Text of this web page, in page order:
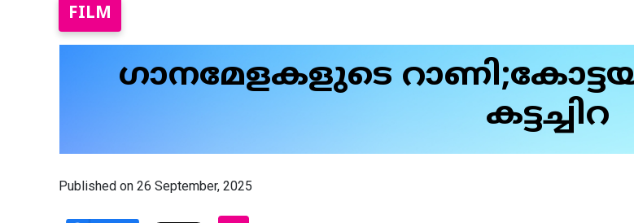
FILM
ഗാനമേളകളുടെ
കട്ടച്ചിറ
Published on 26 September, 2025